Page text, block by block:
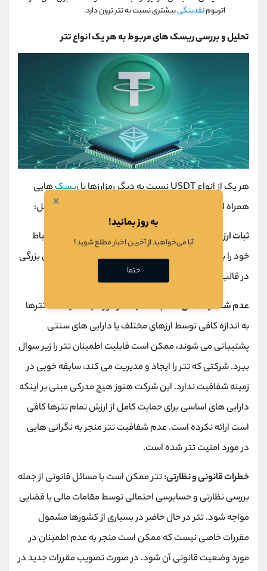
اتریومنقدینگیبیشتری نسبت به تتر ترون دارد.
تحلیل و بررسی ریسک های مربوط به هر یک انواع تتر
هر یک از انواع USDT نسبت به دیگر رمزارزها با ریسکهایی
همراه است که باید در نظر گرفته شود. این ریسک ها شامل:
ثبات ارزش:
اگر تتر نتواند ارزش
ثابت خود را حفظ کند و ارتباط
خود را با دلار آمریکا از دست بدهد، ممکن است شوک های بزرگی
در قالب
ارز ایجاد کند.
عدم شفافیت مالی:عدم شفافیت در مورد اینکه آیا همه تترها
به اندازه کافی توسط ارزهای مختلف یا دارایی های سنتی
پشتیبانی می شوند، ممکن است قابلیت اطمینان تتر را زیر سوال
ببرد. شرکتی که تتر را ایجاد و مدیریت می کند، سابقه خوبی در
زمینه شفافیت ندارد. این شرکت هنوز هیچ مدرکی مبنی بر اینکه
دارایی های اساسی برای حمایت کامل از ارزش تمام تترها کافی
است ارائه نکرده است. عدم شفافیت تتر منجر به نگرانی هایی
در مورد امنیت تتر شده است.
خطرات قانونی و نظارتی:تتر ممکن است با مسائل قانونی از جمله
بررسی نظارتی و حسابرسی احتمالی توسط مقامات مالی یا قضایی
مواجه شود. تتر در حال حاضر در بسیاری از کشورها مشمول
مقررات خاصی نیست که ممکن است منجر به عدم اطمینان در
مورد وضعیت قانونی آن شود. در صورت تصویب مقررات جدید در
×
به روز بمانید!
آیا می‌خواهید از آخرین اخبار مطلع شوید؟
حتما